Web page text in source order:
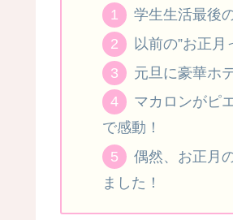
学生生活最後
以前の”お正
元旦に豪華ホ
マカロンがピ
で感動！
偶然、お正月
ました！